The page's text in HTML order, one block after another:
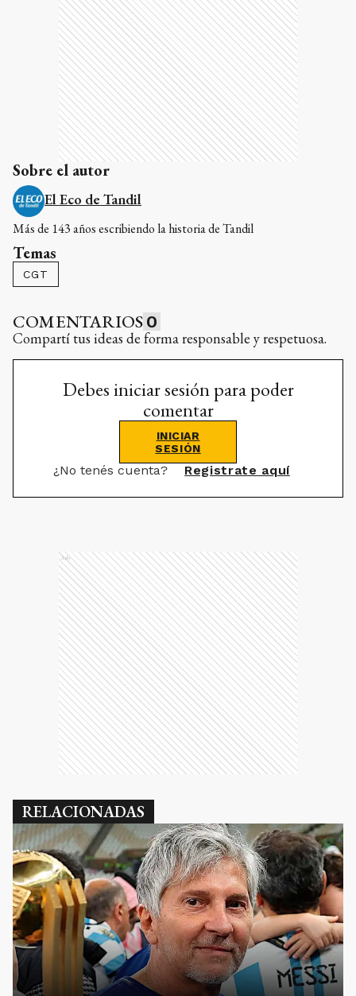
Sobre el autor
El Eco de Tandil
Más de 143 años escribiendo la historia de Tandil
Temas
CGT
COMENTARIOS 0
Compartí tus ideas de forma responsable y respetuosa.
Debes iniciar sesión para poder
comentar
INICIAR
SESIÓN
¿No tenés cuenta? Registrate aquí
Ads
RELACIONADAS